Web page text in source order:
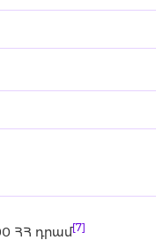
ՀՀ դրամ[7]